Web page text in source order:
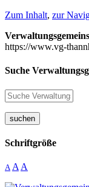
Zum Inhalt, zur
https://www.vg-
Suche
suchen
Schriftgröße
A A A